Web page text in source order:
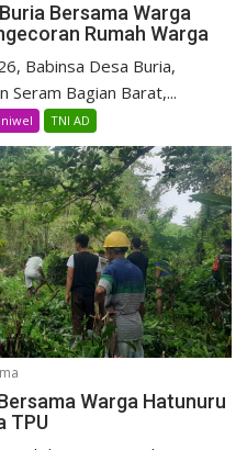
Bersama Warga
Rumah Warga
Babinsa Desa Buria,
Seram Bagian Barat,...
TNI AD
Warga Hatunuru
TPU